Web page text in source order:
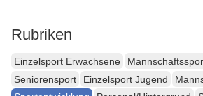
Rubriken
Einzelsport Erwachsene
Seniorensport
Einzelsport Jugend